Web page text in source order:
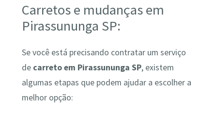
Carretos e mudanças em
Pirassununga SP:
Se você está precisando contratar um serviço
de carreto em Pirassununga SP, existem
algumas etapas que podem ajudar a escolher a
melhor opção: